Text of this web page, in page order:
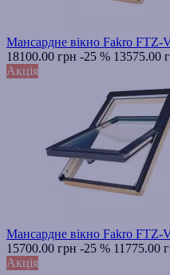
Мансардне вікно Fakro FTZ-
18100.00 грн -25 % 13575.00
Акція
Мансардне вікно Fakro FTZ-
15700.00 грн -25 % 11775.00
Акція